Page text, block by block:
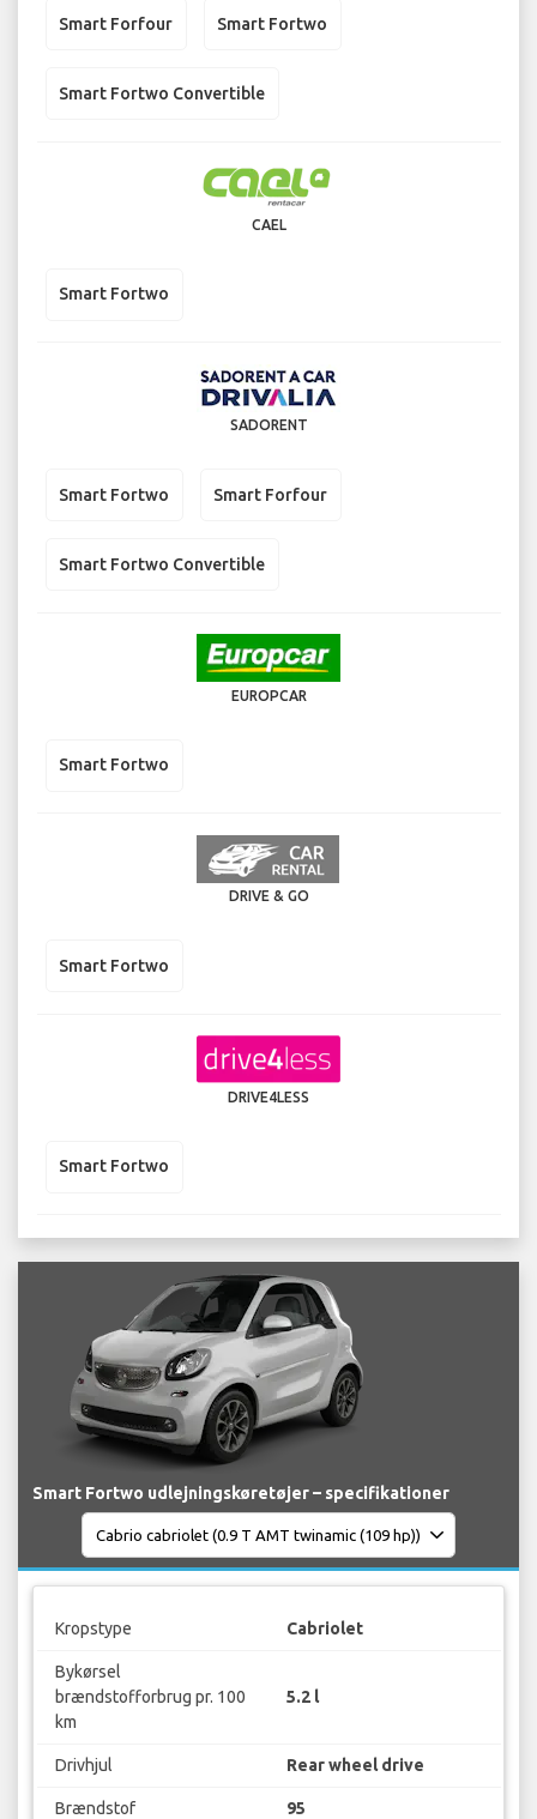
Smart Forfour Smart Fortwo
Smart Fortwo Convertible
CAEL
Smart Fortwo
SADORENT
Smart Fortwo Smart Forfour
Smart Fortwo Convertible
EUROPCAR
Smart Fortwo
DRIVE & GO
Smart Fortwo
DRIVE4LESS
Smart Fortwo
Smart Fortwo udlejningskøretøjer – specifikationer
Kropstype Cabriolet
Bykørsel
brændstofforbrug pr. 100
km
5.2 l
Drivhjul Rear wheel drive
Brændstof 95